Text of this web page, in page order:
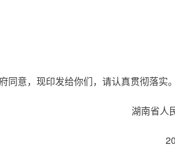
意，现印发给你们，请认真贯彻落实。
湖南省人